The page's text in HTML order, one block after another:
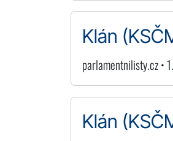
Klán
parlamentnilisty.cz •
Klán